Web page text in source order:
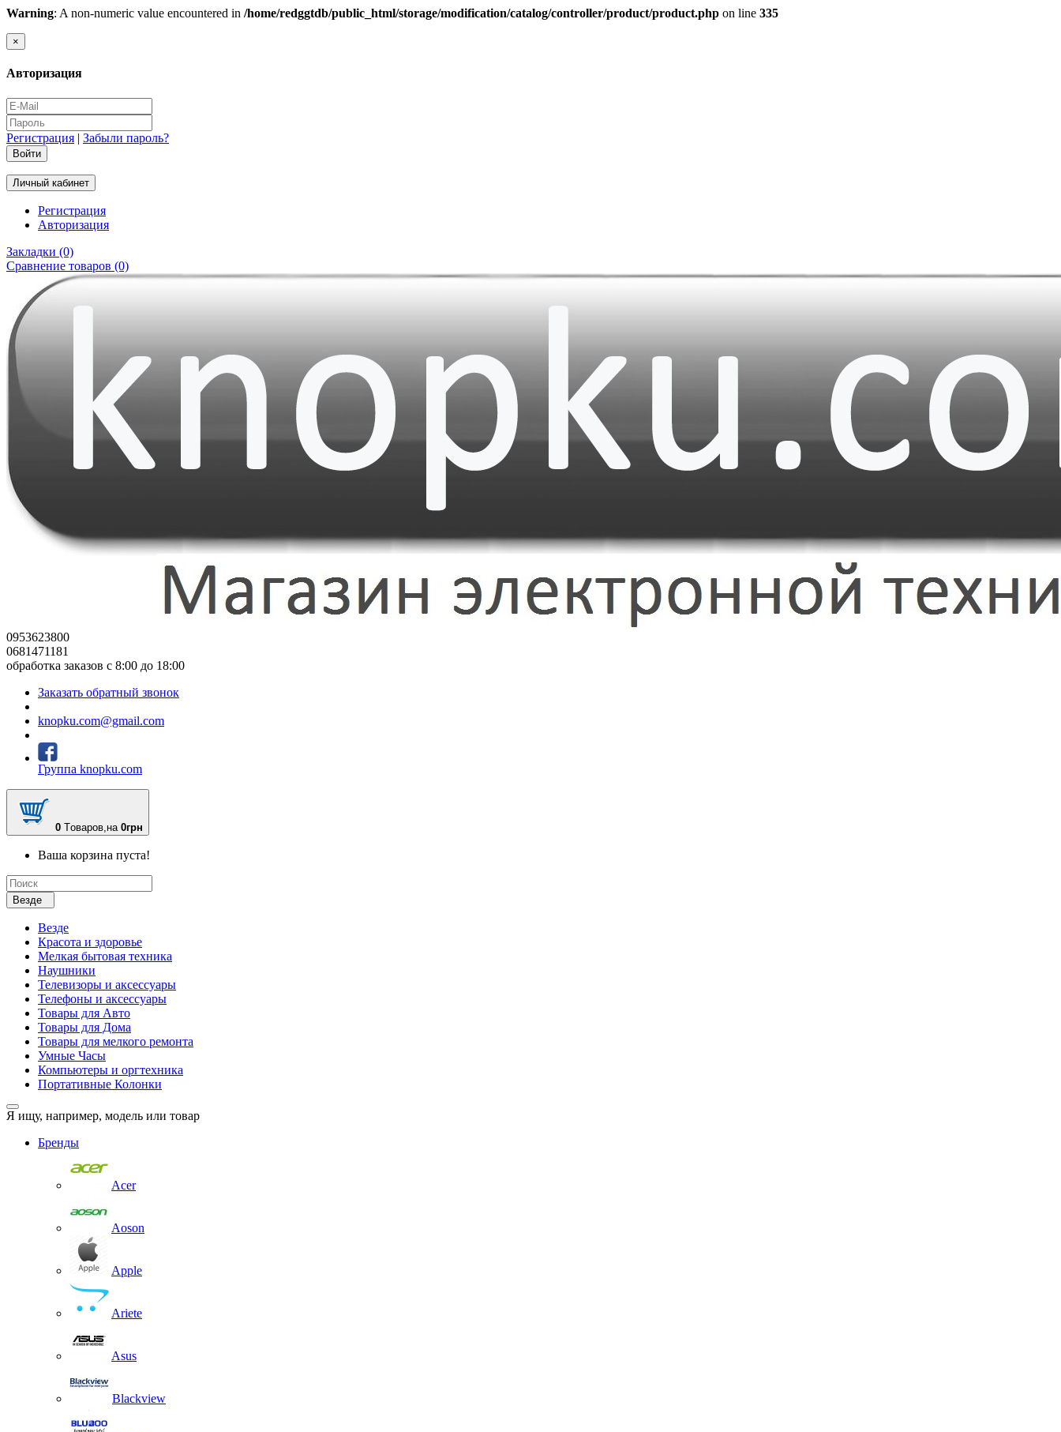
Warning: A non-numeric value encountered in /home/redggtdb/public_html/storage/modification/catalog/controller/product/product.php on line 335
×
Авторизация
Регистрация | Забыли пароль?
Личный кабинет
Регистрация
Авторизация
Закладки (0)
Сравнение товаров (0)
0953623800
0681471181
обработка заказов с 8:00 до 18:00
Заказать обратный звонок
knopku.com@gmail.com
Группа knopku.com
0 Tоваров, на 0грн
Ваша корзина пуста!
Везде
Везде
Красота и здоровье
Мелкая бытовая техника
Наушники
Телевизоры и аксессуары
Телефоны и аксессуары
Товары для Авто
Товары для Дома
Товары для мелкого ремонта
Умные Часы
Компьютеры и оргтехника
Портативные Колонки
Я ищу, например, модель или товар
Бренды
Acer
Aoson
Apple
Ariete
Asus
Blackview